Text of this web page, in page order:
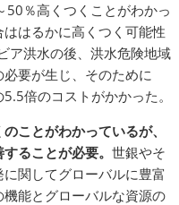
％高くつくことがわかっ
はるかに高くつく可能性
ア洪水の後、洪水危険地域
要が生じ、そのために
倍のコストがかかった。
ことがわかっているが、
ることが必要。 世銀やそ
関してグローバルに豊富
能とグローバルな資源の